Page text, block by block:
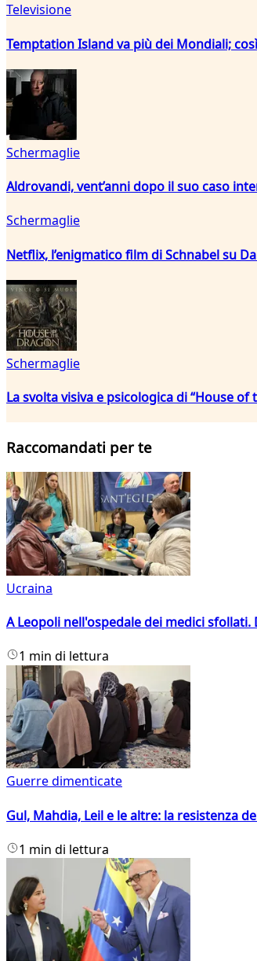
Televisione
Temptation Island va più dei Mondiali;
Schermaglie
Aldrovandi, vent’anni dopo il suo caso
Schermaglie
Netflix, l’enigmatico film di Schnabel su
Schermaglie
La svolta visiva e psicologica di “House of
Raccomandati per te
Ucraina
A Leopoli nell'ospedale dei medici
1 min di lettura
Guerre dimenticate
Gul, Mahdia, Leil e le altre: la resistenza
1 min di lettura